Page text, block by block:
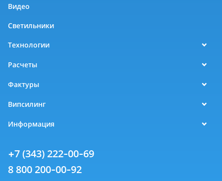
Видео
Светильники
Технологии
Расчеты
Фактуры
Випсилинг
Информация
+7 (343) 222-00-69
8 800 200-00-92